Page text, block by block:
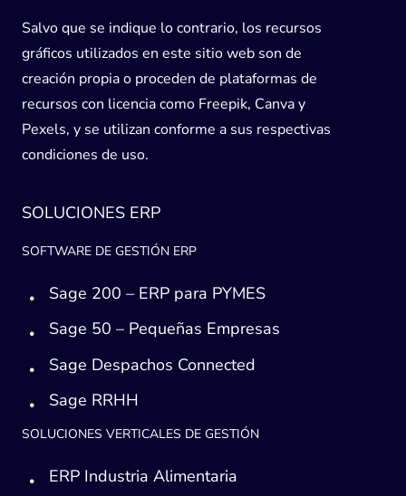
Salvo que se indique lo contrario, los recursos
gráficos utilizados en este sitio web son de
creación propia o proceden de plataformas de
recursos con licencia como Freepik, Canva y
Pexels, y se utilizan conforme a sus respectivas
condiciones de uso.
SOLUCIONES ERP
SOFTWARE DE GESTIÓN ERP
Sage 200 – ERP para PYMES
Sage 50 – Pequeñas Empresas
Sage Despachos Connected
Sage RRHH
SOLUCIONES VERTICALES DE GESTIÓN
ERP Industria Alimentaria